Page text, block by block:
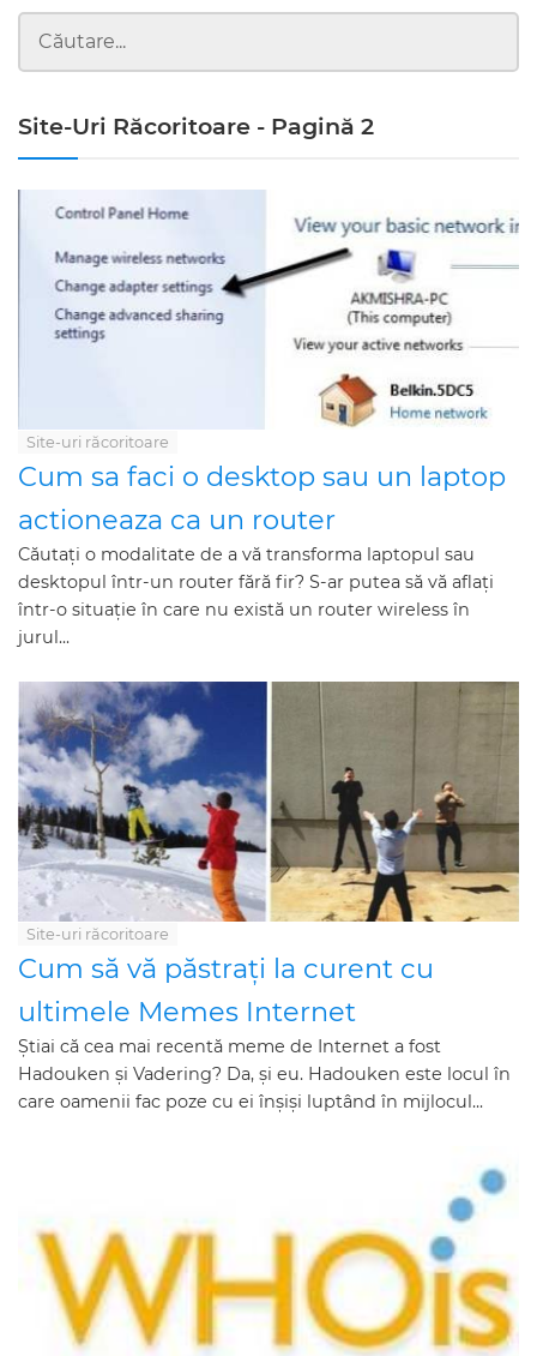
Site-Uri Răcoritoare - Pagină 2
Site-uri răcoritoare
Cum sa faci o desktop sau un laptop
actioneaza ca un router
Căutați o modalitate de a vă transforma laptopul sau
desktopul într-un router fără fir? S-ar putea să vă aflați
într-o situație în care nu există un router wireless în
jurul...
Site-uri răcoritoare
Cum să vă păstrați la curent cu
ultimele Memes Internet
Știai că cea mai recentă meme de Internet a fost
Hadouken și Vadering? Da, și eu. Hadouken este locul în
care oamenii fac poze cu ei înșiși luptând în mijlocul...